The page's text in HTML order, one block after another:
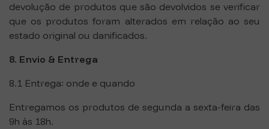
devolução de produtos que são devolvidos se verificar
que os produtos foram alterados em relação ao seu
estado original ou danificados.
8. Envio & Entrega
8.1 Entrega: onde e quando
Entregamos os produtos de segunda a sexta-feira das
9h às 18h.